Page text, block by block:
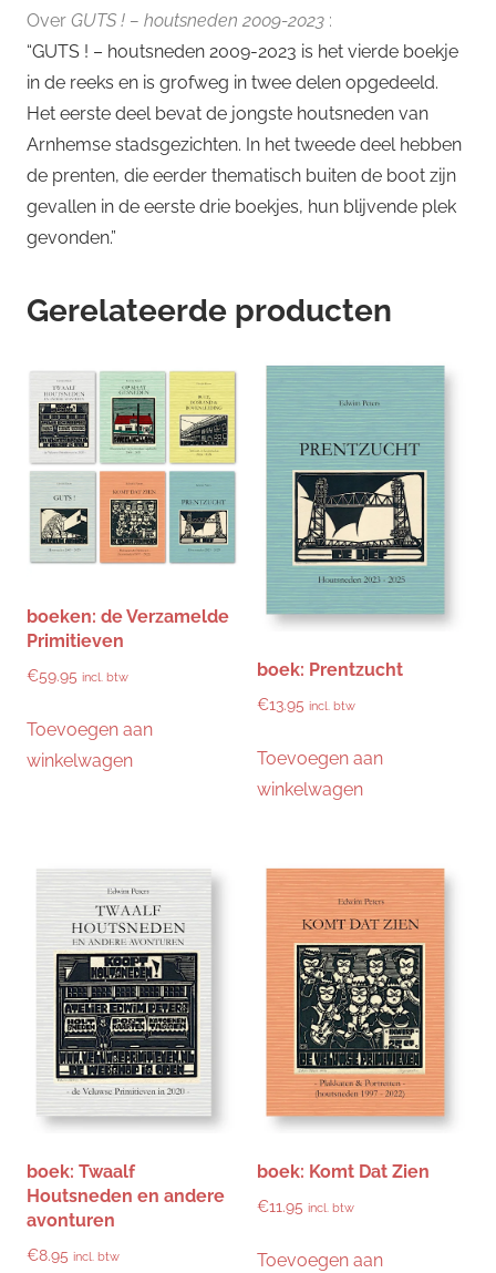
Over GUTS ! – houtsneden 2009-2023 :
“GUTS ! – houtsneden 2009-2023 is het vierde boekje
in de reeks en is grofweg in twee delen opgedeeld.
Het eerste deel bevat de jongste houtsneden van
Arnhemse stadsgezichten. In het tweede deel hebben
de prenten, die eerder thematisch buiten de boot zijn
gevallen in de eerste drie boekjes, hun blijvende plek
gevonden.”
Gerelateerde producten
boeken: de Verzamelde
Primitieven
€59.95 incl. btw
Toevoegen aan
winkelwagen
boek: Prentzucht
€13.95 incl. btw
Toevoegen aan
winkelwagen
boek: Twaalf
Houtsneden en andere
avonturen
€8.95 incl. btw
boek: Komt Dat Zien
€11.95 incl. btw
Toevoegen aan